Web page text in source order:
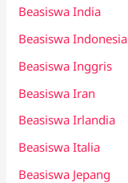
Beasiswa India
Beasiswa Indonesia
Beasiswa Inggris
Beasiswa Iran
Beasiswa Irlandia
Beasiswa Italia
Beasiswa Jepang